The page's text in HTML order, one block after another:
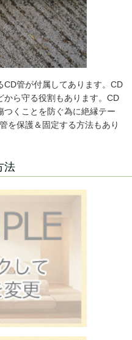
管が付属してあります。CD
ら守る役割もあります。CD
くことを防ぐ為に絶縁テー
を保護＆固定する方法もあり
法